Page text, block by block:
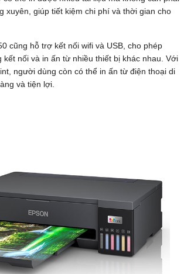
xuyên, giúp tiết kiệm chi phí và thời gian cho
cũng hỗ trợ kết nối wifi và USB, cho phép
kết nối và in ấn từ nhiều thiết bị khác nhau. Với
người dùng còn có thể in ấn từ điện thoại di
và tiện lợi.